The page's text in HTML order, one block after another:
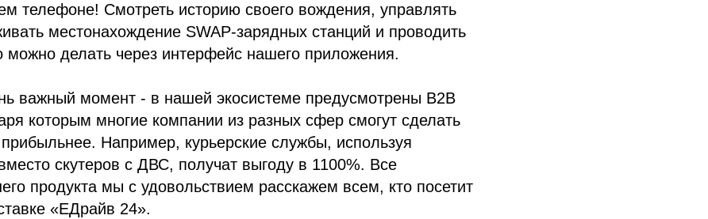
телефоне! Смотреть историю своего вождения, управлять
местонахождение SWAP-зарядных станций и проводить
можно делать через интерфейс нашего приложения.
важный момент - в нашей экосистеме предусмотрены B2B
которым многие компании из разных сфер смогут сделать
Например, курьерские службы, используя
скутеров с ДВС, получат выгоду в 1100%. Все
продукта мы с удовольствием расскажем всем, кто посетит
«ЕДрайв 24».